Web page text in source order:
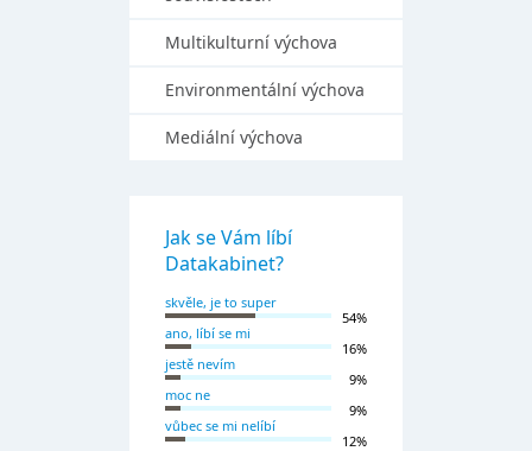
Multikulturní výchova
Environmentální výchova
Mediální výchova
Jak se Vám líbí
Datakabinet?
skvěle, je to super
54%
ano, líbí se mi
16%
jestě nevím
9%
moc ne
9%
vůbec se mi nelíbí
12%